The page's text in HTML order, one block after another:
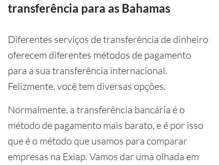
transferência para as Bahamas
Diferentes serviços de transferência de dinheiro
oferecem diferentes métodos de pagamento
para a sua transferência internacional.
Felizmente, você tem diversas opções.
Normalmente, a transferência bancária é o
método de pagamento mais barato, e é por isso
que é o método que usamos para comparar
empresas na Exiap. Vamos dar uma olhada em